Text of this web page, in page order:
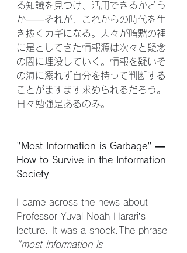
る知識を見つけ、活用できるかどう
か——それが、これからの時代を生
き抜くカギになる。人々が暗黙の裡
に是としてきた情報源は次々と疑念
の闇に埋没していく。情報を疑いそ
の海に溺れず自分を持って判断する
ことがますます求められるだろう。
日々勉強是あるのみ。
"Most Information is Garbage" —
How to Survive in the Information
Society
I came across the news about
Professor Yuval Noah Harari’s
lecture. It was a shock.The phrase
"most information is